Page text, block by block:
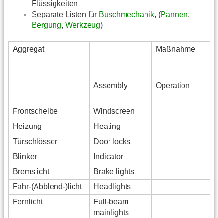
Flüssigkeiten
Separate Listen für Buschmechanik, (Pannen,
Bergung, Werkzeug)
Aggregat Maßnahme
Assembly Operation
Frontscheibe
Windscreen
Heizung
Heating
Türschlösser
Door locks
Blinker
Indicator
Bremslicht
Brake lights
Fahr-(Abblend-)licht
Headlights
Fernlicht
Full-beam
mainlights